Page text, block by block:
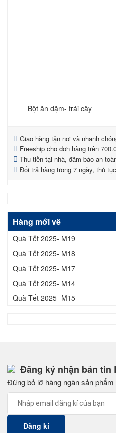
Bột ăn dặm- trái cây
Giao hàng tận nơi và nhanh
Freeship cho đơn hàng trên
Thu tiền tại nhà, đảm bảo an
Đổi trả hàng trong 7 ngày, thủ
Hàng mới về
Quà Tết 2025- M19
Quà Tết 2025- M18
Quà Tết 2025- M17
Quà Tết 2025- M14
Quà Tết 2025- M15
Đăng ký nhận bản tin
Đừng bỏ lỡ hàng ngàn sản